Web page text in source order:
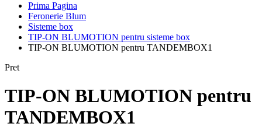
Prima Pagina
Feronerie Blum
Sisteme box
TIP-ON BLUMOTION pentru sisteme box
TIP-ON BLUMOTION pentru TANDEMBOX1
Pret
TIP-ON BLUMOTION pentru
TANDEMBOX1